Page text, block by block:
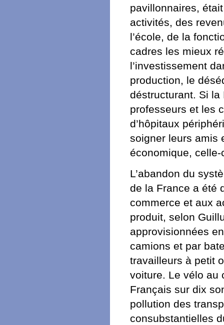
pavillonnaires,
activités, des
l’école, de la
cadres les mieux
l’investissement
production, le
déstructurant. Si
professeurs et les
d’hôpitaux
soigner leurs amis
économique,
L’abandon du
de la France a été
commerce et aux
produit, selon
approvisionnées
camions et par
travailleurs à petit
voiture. Le vélo au
Français sur dix
pollution des
consubstantielles